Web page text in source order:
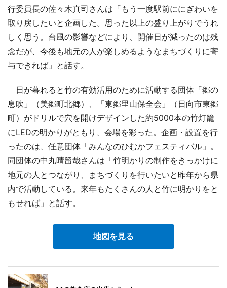
行委員長の佐々木真司さんは「もう一度駅前ににぎわいを
取り戻したいと企画した。思った以上の盛り上がりでうれ
しく思う。台風の影響などにより、開催日が減ったのは残
念だが、今後も地元の人が楽しめるようなまちづくりに寄
与できれば」と話す。
日が暮れると竹の有効活用のために活動する団体「郷の
息吹」（美郷町北郷）、「東郷里山保全会」（日向市東郷
町）がドリルで穴を開けデザインした約5000本の竹灯籠
にLEDの明かりがともり、会場を彩った。企画・設置を行
ったのは、任意団体「みんなのひむかフェスティバル」。
同団体の中丸晴留哉さんは「竹明かりの制作をきっかけに
地元の人とつながり、まちづくりを行いたいと昨年から県
内で活動している。来年もたくさんの人と竹に明かりをと
もせれば」と話す。
地図を見る